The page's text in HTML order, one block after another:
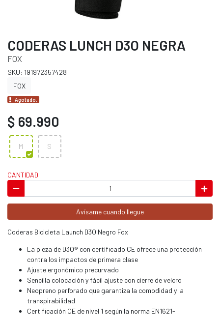
CODERAS LUNCH D3O NEGRA
FOX
SKU: 191972357428
FOX
Agotado.
$ 69.990
M S
CANTIDAD
Avísame cuando llegue
Coderas Bicicleta Launch D3O Negro Fox
La pieza de D3O® con certificado CE ofrece una protección
contra los impactos de primera clase
Ajuste ergonómico precurvado
Sencilla colocación y fácil ajuste con cierre de velcro
Neopreno perforado que garantiza la comodidad y la
transpirabilidad
Certificación CE de nivel 1 según la norma EN1621-